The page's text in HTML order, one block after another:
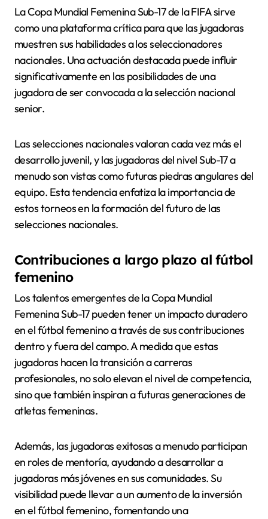
La Copa Mundial Femenina Sub-17 de la FIFA sirve
como una plataforma crítica para que las jugadoras
muestren sus habilidades a los seleccionadores
nacionales. Una actuación destacada puede influir
significativamente en las posibilidades de una
jugadora de ser convocada a la selección nacional
senior.
Las selecciones nacionales valoran cada vez más el
desarrollo juvenil, y las jugadoras del nivel Sub-17 a
menudo son vistas como futuras piedras angulares del
equipo. Esta tendencia enfatiza la importancia de
estos torneos en la formación del futuro de las
selecciones nacionales.
Contribuciones a largo plazo al fútbol
femenino
Los talentos emergentes de la Copa Mundial
Femenina Sub-17 pueden tener un impacto duradero
en el fútbol femenino a través de sus contribuciones
dentro y fuera del campo. A medida que estas
jugadoras hacen la transición a carreras
profesionales, no solo elevan el nivel de competencia,
sino que también inspiran a futuras generaciones de
atletas femeninas.
Además, las jugadoras exitosas a menudo participan
en roles de mentoría, ayudando a desarrollar a
jugadoras más jóvenes en sus comunidades. Su
visibilidad puede llevar a un aumento de la inversión
en el fútbol femenino, fomentando una